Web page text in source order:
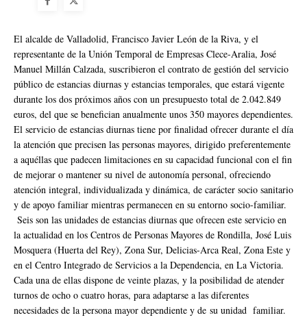
El alcalde de Valladolid, Francisco Javier León de la Riva, y el
representante de la Unión Temporal de Empresas Clece-Aralia, José
Manuel Millán Calzada, suscribieron el contrato de gestión del servicio
público de estancias diurnas y estancias temporales, que estará vigente
durante los dos próximos años con un presupuesto total de 2.042.849
euros, del que se benefician anualmente unos 350 mayores dependientes.
El servicio de estancias diurnas tiene por finalidad ofrecer durante el día
la atención que precisen las personas mayores, dirigido preferentemente
a aquéllas que padecen limitaciones en su capacidad funcional con el fin
de mejorar o mantener su nivel de autonomía personal, ofreciendo
atención integral, individualizada y dinámica, de carácter socio sanitario
y de apoyo familiar mientras permanecen en su entorno socio-familiar.
Seis son las unidades de estancias diurnas que ofrecen este servicio en
la actualidad en los Centros de Personas Mayores de Rondilla, José Luis
Mosquera (Huerta del Rey), Zona Sur, Delicias-Arca Real, Zona Este y
en el Centro Integrado de Servicios a la Dependencia, en La Victoria.
Cada una de ellas dispone de veinte plazas, y la posibilidad de atender
turnos de ocho o cuatro horas, para adaptarse a las diferentes
necesidades de la persona mayor dependiente y de su unidad familiar.